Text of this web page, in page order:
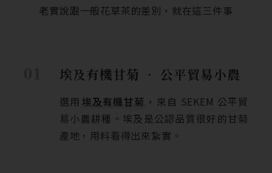
老實說跟一般花草茶的差別，就在這三件事
埃及有機甘菊 ‧ 公平貿易小農
選用 埃及有機甘菊 ，來自 SEKEM 公平貿
易小農耕種。埃及是公認品質很好的甘菊
產地，用料看得出來紮實。